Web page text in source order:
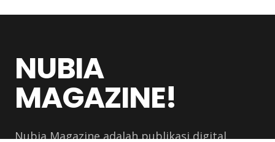
NUBIA
MAGAZINE!
Nubia Magazine adalah publikasi digital